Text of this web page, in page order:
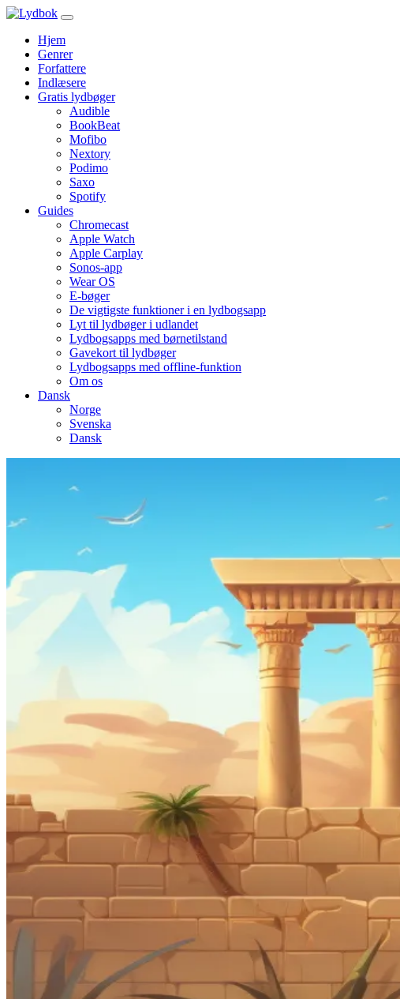
Hjem
Genrer
Forfattere
Indlæsere
Gratis lydbøger
Audible
BookBeat
Mofibo
Nextory
Podimo
Saxo
Spotify
Guides
Chromecast
Apple Watch
Apple Carplay
Sonos-app
Wear OS
E-bøger
De vigtigste funktioner i en lydbogsapp
Lyt til lydbøger i udlandet
Lydbogsapps med børnetilstand
Gavekort til lydbøger
Lydbogsapps med offline-funktion
Om os
Dansk
Norge
Svenska
Dansk